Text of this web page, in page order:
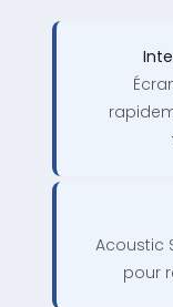
Acoustic
pour